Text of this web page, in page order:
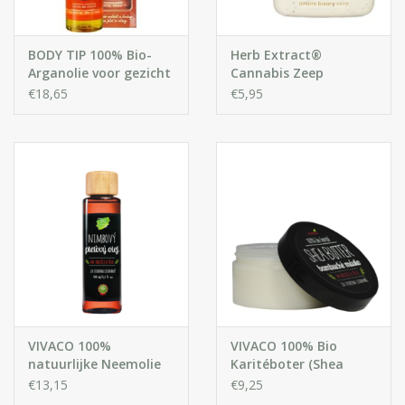
BODY TIP 100% Bio-
Arganolie voor gezicht
en lichaam
€18,65
Herb Extract®
Cannabis Zeep
€5,95
VIVACO 100%
natuurlijke Neemolie
(Nimbaolie)
€13,15
VIVACO 100% Bio
Karitéboter (Shea
Butter) voor Gezicht &
€9,25